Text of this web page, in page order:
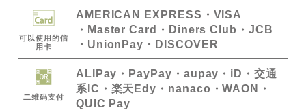
可以使用的信
用卡
AMERICAN EXPRESS
VISA
Master Card
Diners Club
JCB
UnionPay ・DISCOVER
二维码支付
ALIPay PayPay ・aupay・iD・交通
系IC・楽天Edy・nanaco・WAON・
QUIC Pay